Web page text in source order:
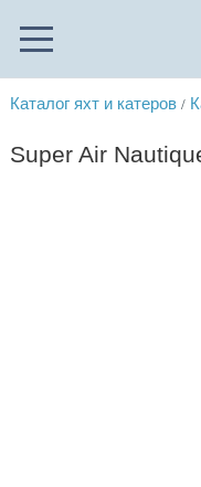
Каталог яхт и катеров /
Super Air